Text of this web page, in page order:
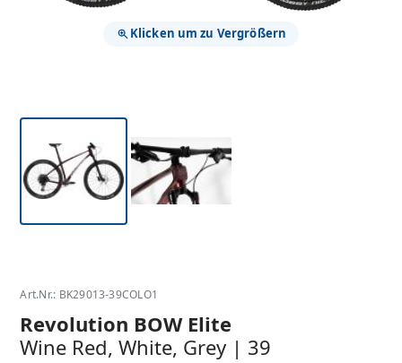
Klicken um zu Vergrößern
Art.Nr.: BK29013-39COLO1
Revolution BOW Elite
Wine Red, White, Grey | 39